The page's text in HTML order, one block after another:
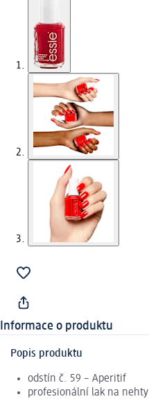
Informace o produktu
Popis produktu
odstín č. 59 – Aperitif
profesionální lak na nehty